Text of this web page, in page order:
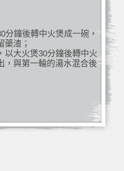
分鐘後轉中火煲成一碗，
藥渣；
以大火煲30分鐘後轉中火
，與第一輪的湯水混合後